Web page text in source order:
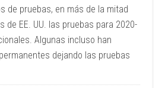
de pruebas, en más de la mitad
de EE. UU. las pruebas para 2020-
Algunas incluso han
dejando las pruebas